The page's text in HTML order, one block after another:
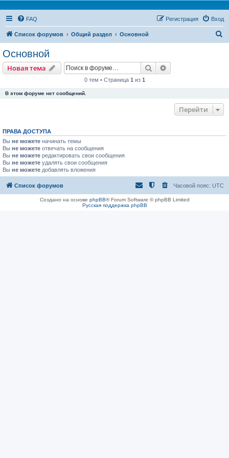
FAQ Вход
Регистрация
Список форумов Общий раздел Основной
Основной
Новая тема Поиск
0 тем • Страница 1 из 1
В этом форуме нет сообщений.
Перейти
ПРАВА ДОСТУПА
Вы не можете начинать темы
Вы не можете отвечать на сообщения
Вы не можете редактировать свои сообщения
Вы не можете удалять свои сообщения
Вы не можете добавлять вложения
Список форумов Часовой пояс: UTC
Создано на основе phpBB® Forum Software © phpBB Limited
Русская поддержка phpBB